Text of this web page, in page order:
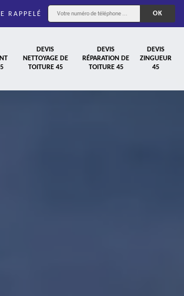
RAPPELÉ
DEVIS
NETTOYAGE DE
TOITURE 45
DEVIS
RÉPARATION DE
TOITURE 45
DEVIS
ZINGUEUR
45